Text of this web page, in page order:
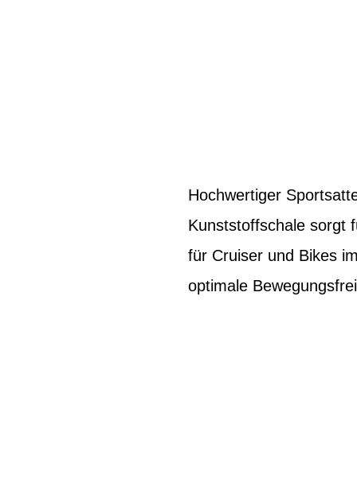
Hochwertiger
Kunststoffschale sorgt
für Cruiser und Bikes
optimale